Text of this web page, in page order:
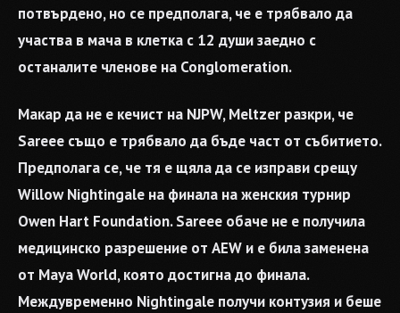
потвърдено, но се предполага, че е трябвало да
участва в мача в клетка с 12 души заедно с
останалите членове на Conglomeration.
Макар да не е кечист на NJPW, Meltzer разкри, че
Sareee също е трябвало да бъде част от събитието.
Предполага се, че тя е щяла да се изправи срещу
Willow Nightingale на финала на женския турнир
Owen Hart Foundation. Sareee обаче не е получила
медицинско разрешение от AEW и е била заменена
от Maya World, която достигна до финала.
Междувременно Nightingale получи контузия и беше